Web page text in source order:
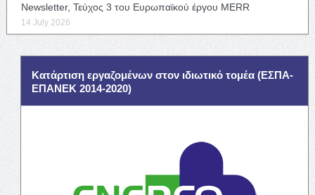
Newsletter, Τεύχος 3 του Ευρωπαϊκού έργου MERR
14 July 2026
Κατάρτιση εργαζομένων στον ιδιωτικό τομέα (ΕΣΠΑ-
ΕΠΑΝΕΚ 2014-2020)